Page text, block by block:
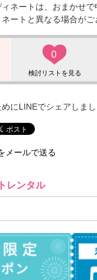
ネートは、おまかせで
ートと異なる場合がご
0
にLINEでシェアしまし
メールで送る
レンタル